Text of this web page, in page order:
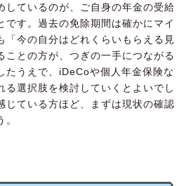
しているのが、ご自身の年金の受給
です。過去の免除期間は確かにマイ
「今の自分はどれくらいもらえる見
ことの方が、つぎの一手につながる
たうえで、iDeCoや個人年金保険な
る選択肢を検討していくとよいでし
じている方ほど、まずは現状の確認